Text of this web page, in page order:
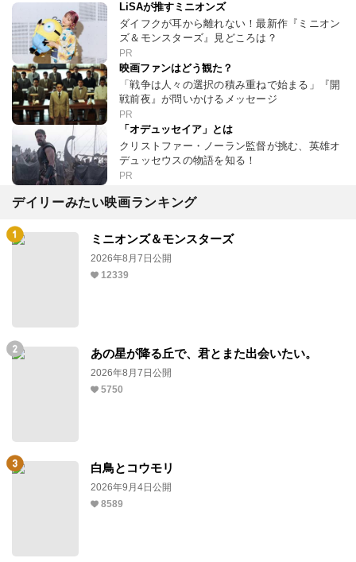
LiSAが推すミニオンズ
ダイフクが耳から離れない！最新作『ミニオン
ズ＆モンスターズ』見どころは？
PR
映画ファンはどう観た？
「戦争は人々の選択の積み重ねで始まる」『開
戦前夜』が問いかけるメッセージ
PR
「オデュッセイア」とは
クリストファー・ノーラン監督が挑む、英雄オ
デュッセウスの物語を知る！
PR
デイリーみたい映画ランキング
ミニオンズ＆モンスターズ
2026年8月7日公開
12339
あの星が降る丘で、君とまた出会いたい。
2026年8月7日公開
5750
白鳥とコウモリ
2026年9月4日公開
8589